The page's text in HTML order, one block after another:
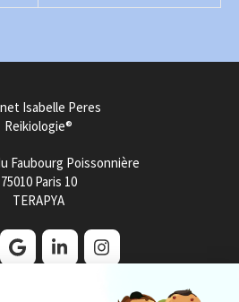
Isabelle Peres
Reikiologie®
Faubourg Poissonnière
75010 Paris 10
TERAPYA